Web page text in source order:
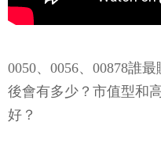
0050、0056、00878誰
後會有多少？市值型和
好？